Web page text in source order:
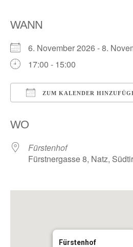
WANN
6. November 2026 - 8.
17:00 - 15:00
ZUM KALENDER
WO
Fürstenhof
Fürstnergasse 8, Natz,
Fürstenhof